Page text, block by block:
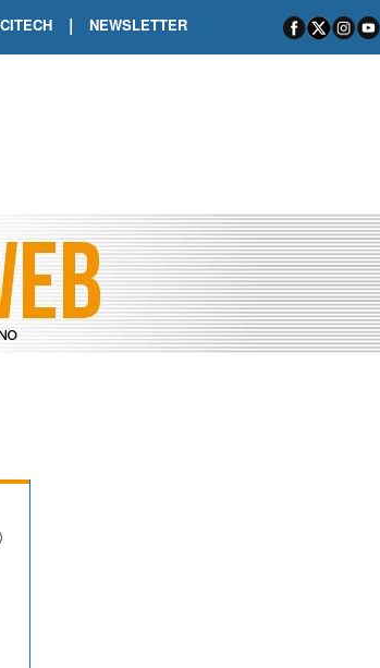
MERLETTE INCORONA CARAPAZ
TRIONFO DI PHILIPSEN SU SCHMID E KOOIJ
| NEWSLETTER